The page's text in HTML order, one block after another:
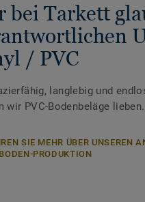
bei Tarkett
/ PVC
langlebig und
wir PVC-Bodenbeläge lieben.
SIE MEHR ÜBER UNSEREN
PRODUKTION